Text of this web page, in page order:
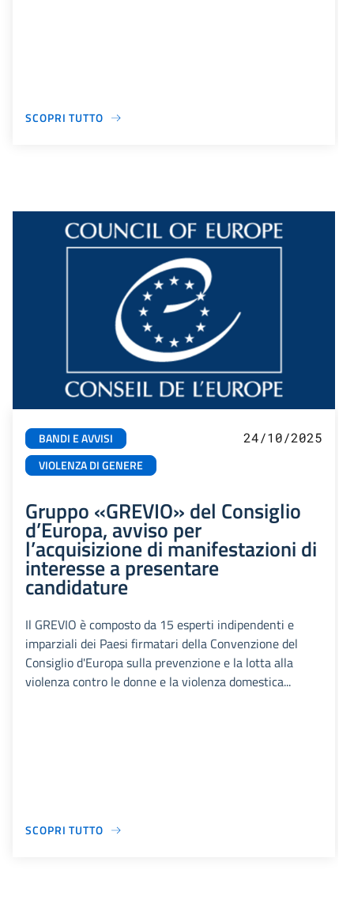
SCOPRI TUTTO
BANDI E AVVISI
VIOLENZA DI GENERE
24/10/2025
Gruppo «GREVIO» del Consiglio
d’Europa, avviso per
l’acquisizione di manifestazioni di
interesse a presentare
candidature
Il GREVIO è composto da 15 esperti indipendenti e
imparziali dei Paesi firmatari della Convenzione del
Consiglio d'Europa sulla prevenzione e la lotta alla
violenza contro le donne e la violenza domestica...
SCOPRI TUTTO